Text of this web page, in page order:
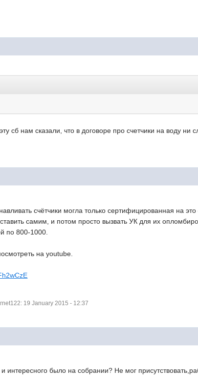
сб нам сказали, что в договоре про счетчики на воду ни
счётчики могла только сертифицированная на это
самим, и потом просто вызвать УК для их
по 800-1000.
на youtube.
19 January 2015 - 12:37
интересного было на собрании? Не мог